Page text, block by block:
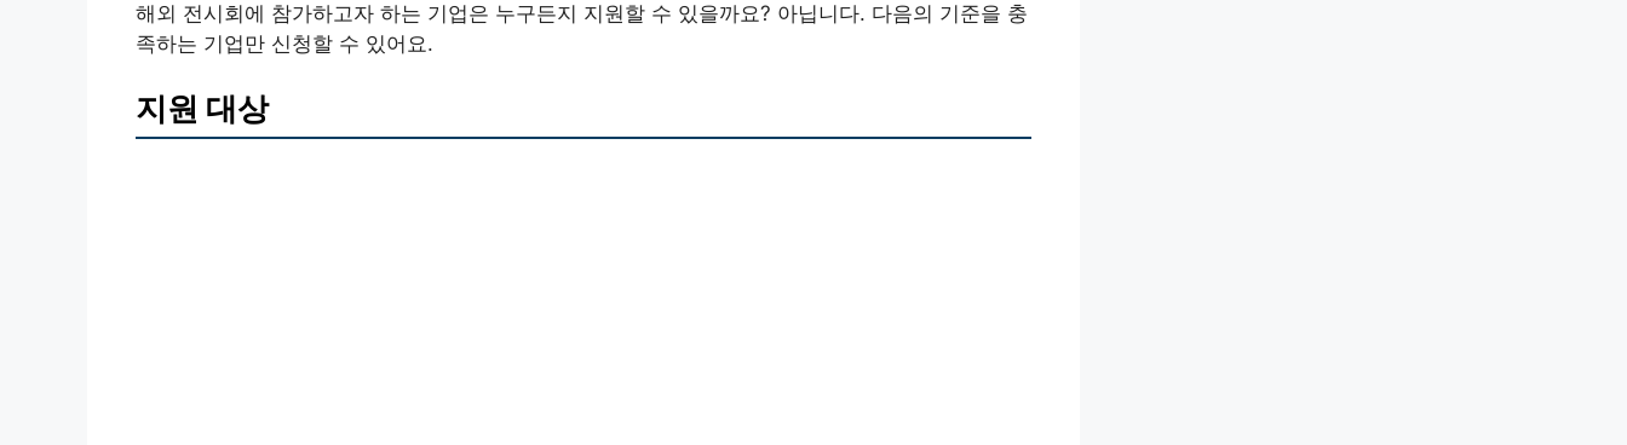
해외 전시회에 참가하고자 하는 기업은 누구든지 지원할 수 있을까요? 아닙니다. 다음의 기준을 충
족하는 기업만 신청할 수 있어요.
지원 대상